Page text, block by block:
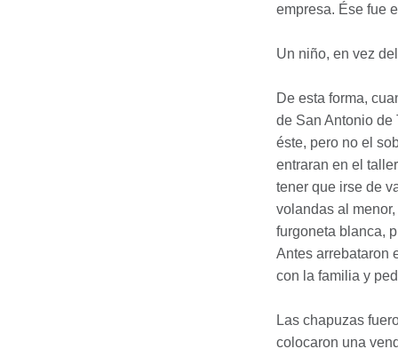
empresa. Ése fue
Un niño, en vez
De esta forma,
de San Antonio de
éste, pero no el
entraran en el
tener que irse de
volandas al
furgoneta blanca,
Antes arrebataron
con la familia y
Las chapuzas
colocaron una